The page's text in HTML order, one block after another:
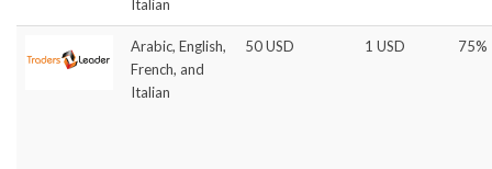
Italian
Arabic, English,
French, and
Italian
50 USD 1 USD 75%